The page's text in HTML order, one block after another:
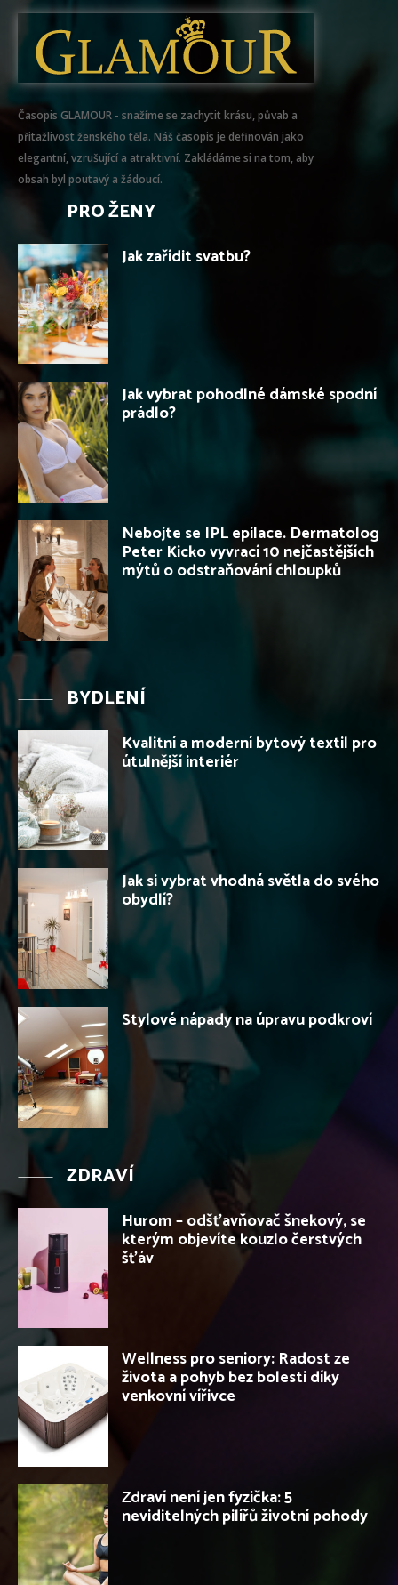
Časopis GLAMOUR - snažíme se zachytit krásu, půvab a
přitažlivost ženského těla. Náš časopis je definován jako
elegantní, vzrušující a atraktivní. Zakládáme si na tom, aby
obsah byl poutavý a žádoucí.
PRO ŽENY
Jak zařídit svatbu?
Jak vybrat pohodlné dámské spodní
prádlo?
Nebojte se IPL epilace. Dermatolog
Peter Kicko vyvrací 10 nejčastějších
mýtů o odstraňování chloupků
BYDLENÍ
Kvalitní a moderní bytový textil pro
útulnější interiér
Jak si vybrat vhodná světla do svého
obydlí?
Stylové nápady na úpravu podkroví
ZDRAVÍ
Hurom – odšťavňovač šnekový, se
kterým objevíte kouzlo čerstvých
šťáv
Wellness pro seniory: Radost ze
života a pohyb bez bolesti díky
venkovní vířivce
Zdraví není jen fyzička: 5
neviditelných pilířů životní pohody